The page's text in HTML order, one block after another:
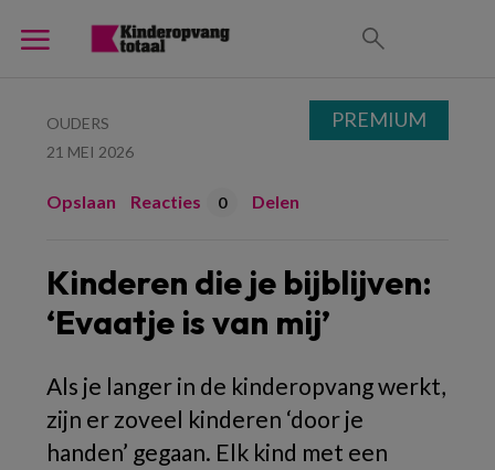
OUDERS
21 MEI 2026
Opslaan Reacties 0 Delen
Kinderen die je bijblijven:
‘Evaatje is van mij’
Als je langer in de kinderopvang werkt,
zijn er zoveel kinderen ‘door je
handen’ gegaan. Elk kind met een
PREMIUM